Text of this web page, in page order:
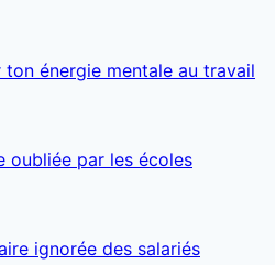
énergie mentale au travail
oubliée par les écoles
ignorée des salariés